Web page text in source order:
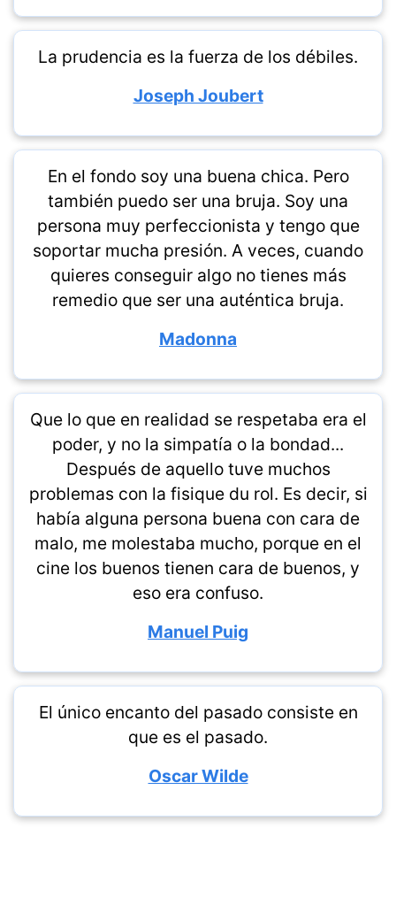
La prudencia es la fuerza de los débiles.
Joseph Joubert
En el fondo soy una buena chica. Pero
también puedo ser una bruja. Soy una
persona muy perfeccionista y tengo que
soportar mucha presión. A veces, cuando
quieres conseguir algo no tienes más
remedio que ser una auténtica bruja.
Madonna
Que lo que en realidad se respetaba era el
poder, y no la simpatía o la bondad...
Después de aquello tuve muchos
problemas con la fisique du rol. Es decir, si
había alguna persona buena con cara de
malo, me molestaba mucho, porque en el
cine los buenos tienen cara de buenos, y
eso era confuso.
Manuel Puig
El único encanto del pasado consiste en
que es el pasado.
Oscar Wilde